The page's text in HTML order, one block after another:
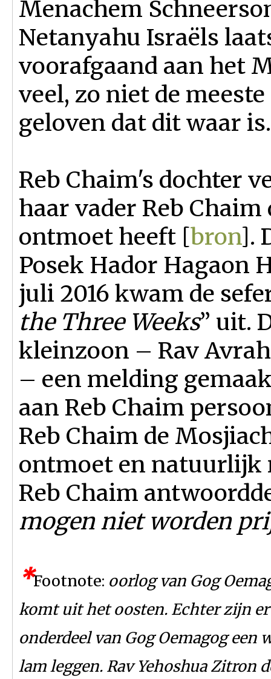
Menachem
Netanyahu Israëls
voorafgaand aan het
veel, zo niet de
geloven dat dit waar is.
Reb Chaim's dochter
haar vader Reb
ontmoet heeft [bron].
Posek Hador Hagaon
juli 2016 kwam de
the Three Weeks” uit.
kleinzoon – Rav
– een melding
aan Reb Chaim
Reb Chaim de
ontmoet en natuurlijk
Reb Chaim
mogen niet worden
*Footnote: oorlog van Gog
komt uit het oosten. Echter zijn
onderdeel van Gog Oemagog een
lam leggen. Rav Yehoshua Zitron